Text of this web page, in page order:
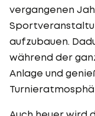
vergangenen
aufzubauen.
während der
Anlage und